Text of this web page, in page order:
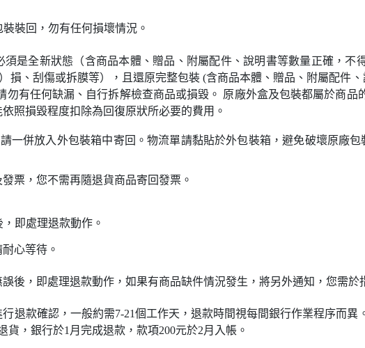
裝回，勿有任何損壞情況。
是全新狀態（含商品本體、贈品、附屬配件、說明書等數量正確，不
損、刮傷或拆膜等），且還原完整包裝 (含商品本體、贈品、附屬配件
勿有任何缺漏、自行拆解檢查商品或損毀。 原廠外盒及包裝都屬於商品
照損毀程度扣除為回復原狀所必要的費用。
一併放入外包裝箱中寄回。物流單請黏貼於外包裝箱，避免破壞原廠
票，您不需再隨退貨商品寄回發票。
即處理退款動作。
心等待。
後，即處理退款動作，如果有商品缺件情況發生，將另外通知，您需於
退款確認，一般約需7-21個工作天，退款時間視每間銀行作業程序而異
貨，銀行於1月完成退款，款項200元於2月入帳。